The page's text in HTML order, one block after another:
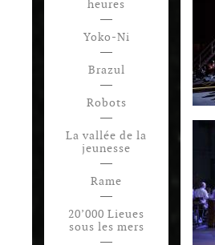
heures
Yoko-Ni
Brazul
Robots
La vallée de la
jeunesse
Rame
20’000 Lieues
sous les mers